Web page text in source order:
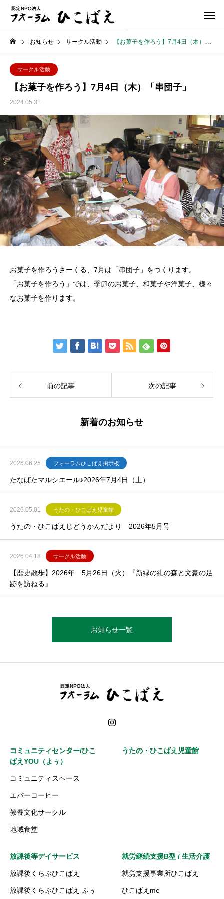
お知らせ サークル活動 【お菓子を作ろう】7月4日（木）「串団子」
サークル活動
【お菓子を作ろう】7月4日（木）「串団子」
2024.05.31
お菓子を作ろうさーくる、7月は「串団子」をつくります。
「お菓子を作ろう」では、季節のお菓子、和菓子や洋菓子、様々
なお菓子を作ります。
前の記事 次の記事
新着のお知らせ
2026.06.25 フォーラムひこばえ掲示板
たなばたマルシエール♪2026年7月4日（土）
2026.05.01 うたの・ひこばえ児童館
うたの・ひこばえじどうかんだより 2026年5月号
2026.04.18 サークル活動
【歴史散歩】2026年 5月26日（火）『新緑の糺の森と文豪の足
跡を訪ねる』
お知らせ一覧
コミュニティセンター/ひこ
ばえYOU（よぅ）
コミュニティスペース
エバーコーヒー
教養文化サークル
地域食堂
うたの・ひこばえ児童館
放課後等デイサービス
放課後くらぶひこばえ
放課後くらぶひこばえ ふぅ
就労継続支援B型 / 生活介護
就労支援事業所ひこばえ
ひこばえme